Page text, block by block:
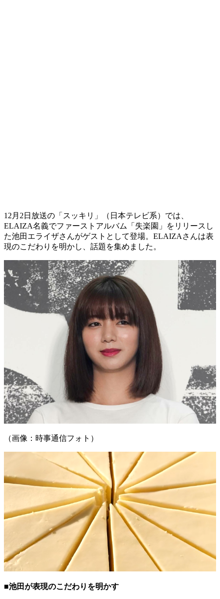
12月2日放送の「スッキリ」（日本テレビ系）では、
ELAIZA名義でファーストアルバム「失楽園」をリリースし
た池田エライザさんがゲストとして登場。ELAIZAさんは表
現のこだわりを明かし、話題を集めました。
（画像：時事通信フォト）
■池田が表現のこだわりを明かす